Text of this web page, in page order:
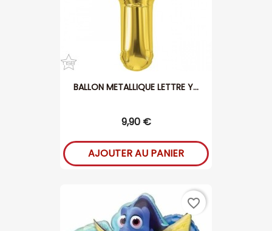
BALLON METALLIQUE LETTRE Y...
9,90 €
AJOUTER AU PANIER
favorite_border